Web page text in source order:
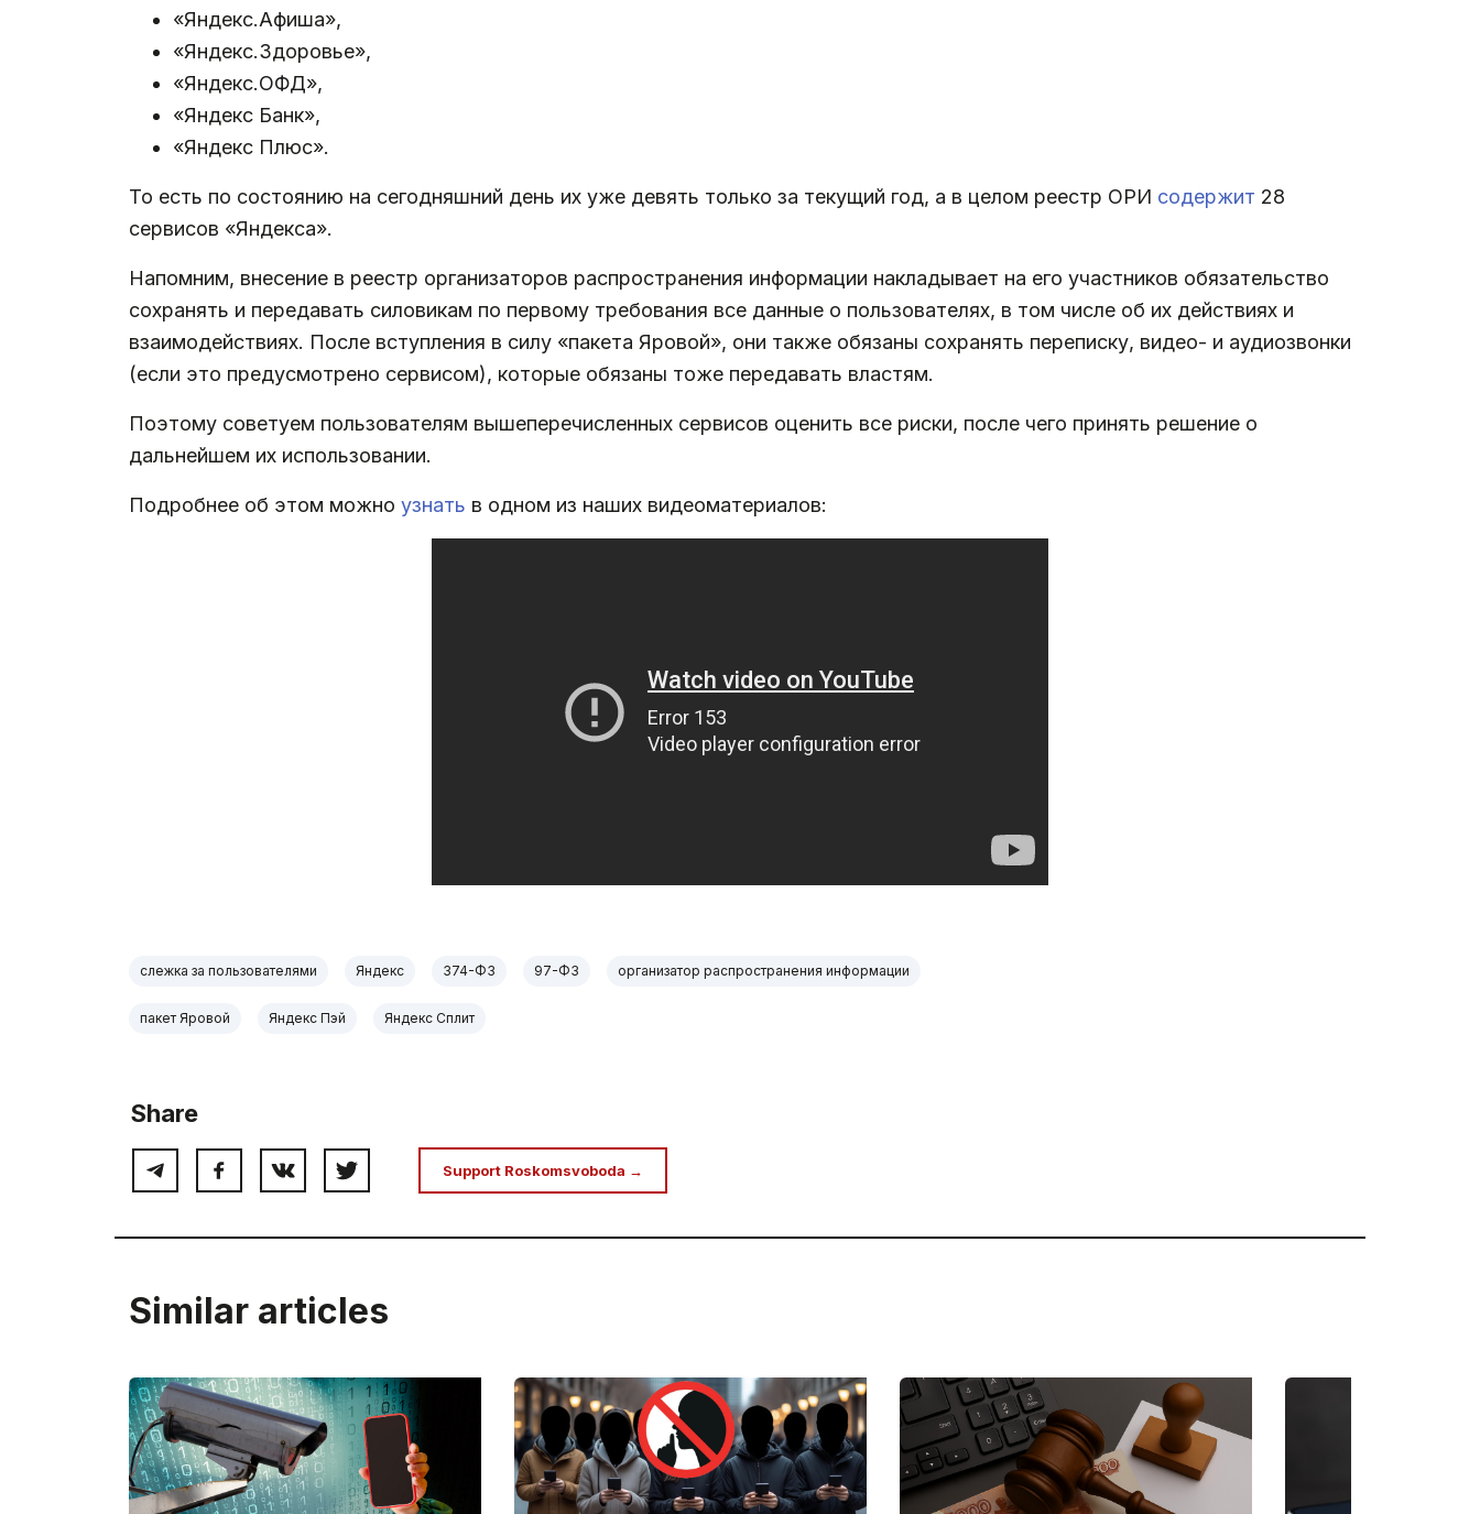
«Яндекс.Афиша»,
«Яндекс.Здоровье»,
«Яндекс.ОФД»,
«Яндекс Банк»,
«Яндекс Плюс».
То есть по состоянию на сегодняшний день их уже девять только за текущий год, а в целом реестр ОРИ содержит 28
сервисов «Яндекса».
Напомним, внесение в реестр организаторов распространения информации накладывает на его участников обязательство
сохранять и передавать силовикам по первому требования все данные о пользователях, в том числе об их действиях и
взаимодействиях. После вступления в силу «пакета Яровой», они также обязаны сохранять переписку, видео- и аудиозвонки
(если это предусмотрено сервисом), которые обязаны тоже передавать властям.
Поэтому советуем пользователям вышеперечисленных сервисов оценить все риски, после чего принять решение о
дальнейшем их использовании.
Подробнее об этом можно узнать в одном из наших видеоматериалов:
слежка за пользователями Яндекс 374-ФЗ 97-ФЗ организатор распространения информации
пакет Яровой Яндекс Пэй Яндекс Сплит
Share
Support Roskomsvoboda →
Similar articles